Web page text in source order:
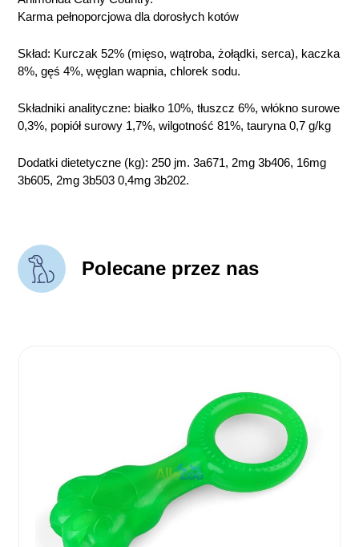
Karma pełnoporcjowa dla dorosłych kotów
Skład: Kurczak 52% (mięso, wątroba, żołądki, serca), kaczka
8%, gęś 4%, węglan wapnia, chlorek sodu.
Składniki analityczne: białko 10%, tłuszcz 6%, włókno surowe
0,3%, popiół surowy 1,7%, wilgotność 81%, tauryna 0,7 g/kg
Dodatki dietetyczne (kg): 250 jm. 3a671, 2mg 3b406, 16mg
3b605, 2mg 3b503 0,4mg 3b202.
Polecane przez nas